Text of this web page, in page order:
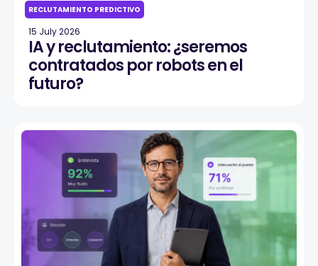
RECLUTAMIENTO PREDICTIVO
15 July 2026
IA y reclutamiento: ¿seremos
contratados por robots en el
futuro?